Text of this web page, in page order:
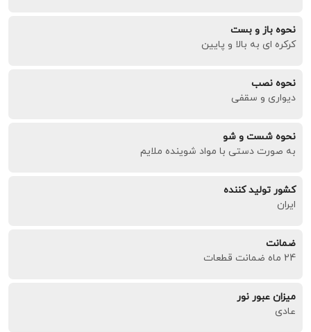
نحوه باز و بست
کرکره ای به بالا و پایین
نحوه نصب
دیواری و سقفی
نحوه شست و شو
به صورت دستی با مواد شوینده ملایم
کشور تولید کننده
ایران
ضمانت
24 ماه ضمانت قطعات
میزان عبور نور
عادی